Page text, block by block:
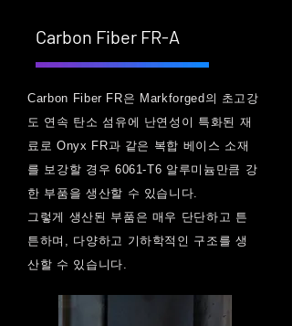
Carbon Fiber FR-A
Carbon Fiber FR은 Markforged의 초고강
도 연속 탄소 섬유에 난연성이 특화된 재
료로 Onyx FR과 같은 복합 베이스 소재
를 보강할 경우 6061-T6 알루미늄만큼 강
한 부품을 생산할 수 있습니다.
그렇게 생산된 부품은 매우 단단하고 튼
튼하며, 다양하고 기하학적인 구조를 생
산할 수 있습니다.